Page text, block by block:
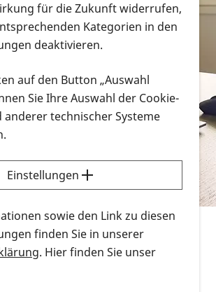
in verschiedenen
Ort
wie Sie nach Infonmaterial
bestellen bzw. herunterladen
Sie sich dieErklärvideos zum
auf der PRO RETINA-Website
Menschen an.
finden Sie sämtliches Infomaterial
für die Zukunft widerrufen,
Kategorien in den
deaktivieren.
auf den Button „Auswahl
Sie Ihre Auswahl der Cookie-
anderer technischer Systeme
Einstellungen
sowie den Link zu diesen
finden Sie in unserer
. Hier finden Sie unser